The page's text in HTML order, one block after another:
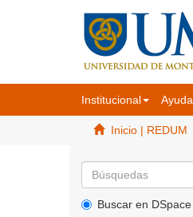
Institucional Ayuda
Inicio | REDUM
Buscar en DSpace